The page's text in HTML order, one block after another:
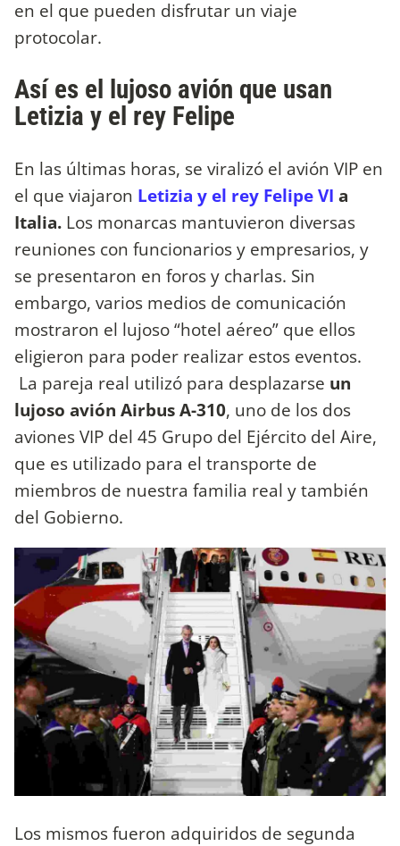
en el que pueden disfrutar un viaje
protocolar.
Así es el lujoso avión que usan
Letizia y el rey Felipe
En las últimas horas, se viralizó el avión VIP en
el que viajaron Letizia y el rey Felipe VI a
Italia. Los monarcas mantuvieron diversas
reuniones con funcionarios y empresarios, y
se presentaron en foros y charlas. Sin
embargo, varios medios de comunicación
mostraron el lujoso “hotel aéreo” que ellos
eligieron para poder realizar estos eventos.
La pareja real utilizó para desplazarse un
lujoso avión Airbus A-310, uno de los dos
aviones VIP del 45 Grupo del Ejército del Aire,
que es utilizado para el transporte de
miembros de nuestra familia real y también
del Gobierno.
Los mismos fueron adquiridos de segunda